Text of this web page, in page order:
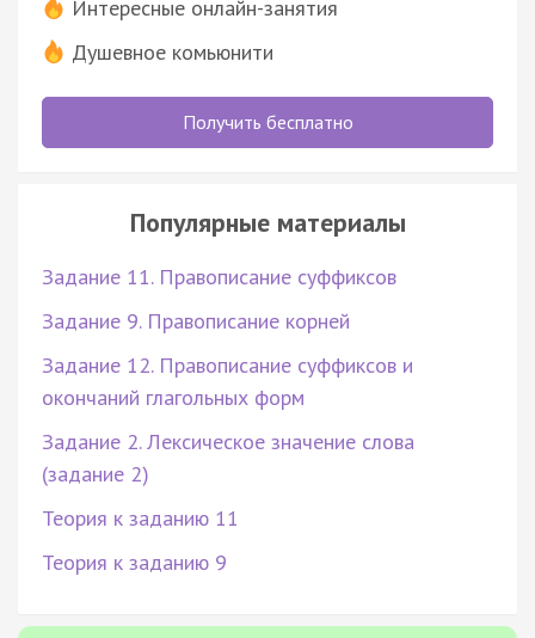
Интересные онлайн-занятия
Душевное комьюнити
Получить бесплатно
Популярные материалы
Задание 11. Правописание суффиксов
Задание 9. Правописание корней
Задание 12. Правописание суффиксов и
окончаний глагольных форм
Задание 2. Лексическое значение слова
(задание 2)
Теория к заданию 11
Теория к заданию 9